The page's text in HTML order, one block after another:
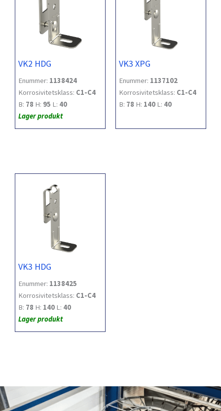
VK2 HDG
Enummer: 1138424
Korrosivitetsklass: C1-C4
B: 78 H: 95 L: 40
Lager produkt
VK3 XPG
Enummer: 1137102
Korrosivitetsklass: C1-C4
B: 78 H: 140 L: 40
VK3 HDG
Enummer: 1138425
Korrosivitetsklass: C1-C4
B: 78 H: 140 L: 40
Lager produkt